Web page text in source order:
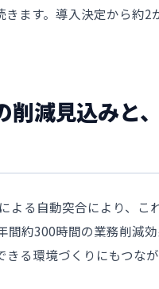
ます。導入決定から約
減見込みと
る自動突合により、こ
約300時間の業務削減
る環境づくりにもつなが